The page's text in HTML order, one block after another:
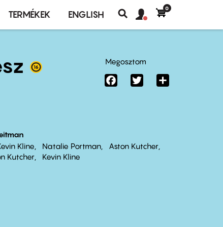
TERMÉKEK ENGLISH
Keresés
fiók
Felhasználói
0
Kline Natalie Portman
Aston Kutcher
Kutcher Kevin Kline
Megosztom
FacebookTwitter